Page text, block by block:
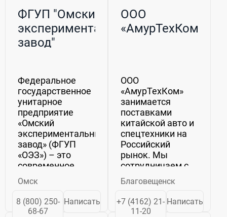
ФГУП "Омский
экспериментальный
завод"
Федеральное
государственное
унитарное
предприятие
«Омский
экспериментальный
завод» (ФГУП
«ОЭЗ») – это
современное,
стабильно
функционирующее
и развивающееся
предприятие
Омск
8 (800) 250-
68-67
Написать
ООО
«АмурТехКом»
ООО
«АмурТехКом»
занимается
поставками
китайской авто и
спецтехники на
Российский
рынок. Мы
сотрудничаем с
производителями,
продукция
которых имеет
международные
Благовещенск
+7 (4162) 21-
11-20
Написать